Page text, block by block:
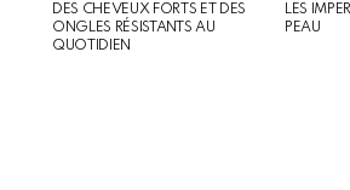
DES CHEVEUX FORTS ET DES
ONGLES RÉSISTANTS AU
QUOTIDIEN
LES
PEAU